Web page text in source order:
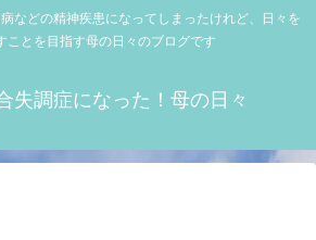
などの精神疾患になってしまったけれど、日々を
ことを目指す母の日々のブログです
失調症になった！母の日々